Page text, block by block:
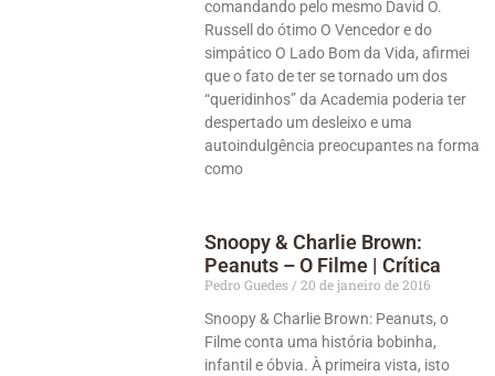
comandando pelo mesmo David O.
Russell do ótimo O Vencedor e do
simpático O Lado Bom da Vida, afirmei
que o fato de ter se tornado um dos
“queridinhos” da Academia poderia ter
despertado um desleixo e uma
autoindulgência preocupantes na forma
como
Snoopy & Charlie Brown:
Peanuts – O Filme | Crítica
Pedro Guedes
20 de janeiro de 2016
Snoopy & Charlie Brown: Peanuts, o
Filme conta uma história bobinha,
infantil e óbvia. À primeira vista, isto